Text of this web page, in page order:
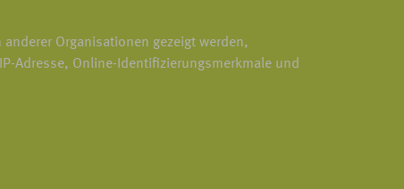
Organisationen gezeigt werden,
Adresse, Online-Identifizierungsmerkmale und